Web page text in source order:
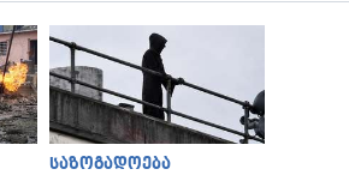
საზოგადოება